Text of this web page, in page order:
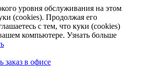
уровня обслуживания на этом
(cookies). Продолжая его
с тем, что куки (cookies)
компьютере. Узнать больше
в офисе